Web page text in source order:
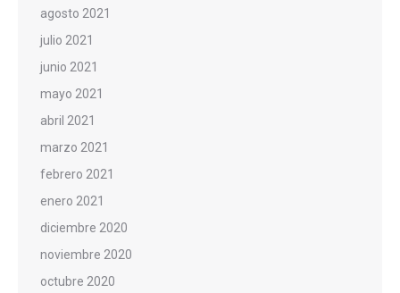
agosto 2021
julio 2021
junio 2021
mayo 2021
abril 2021
marzo 2021
febrero 2021
enero 2021
diciembre 2020
noviembre 2020
octubre 2020